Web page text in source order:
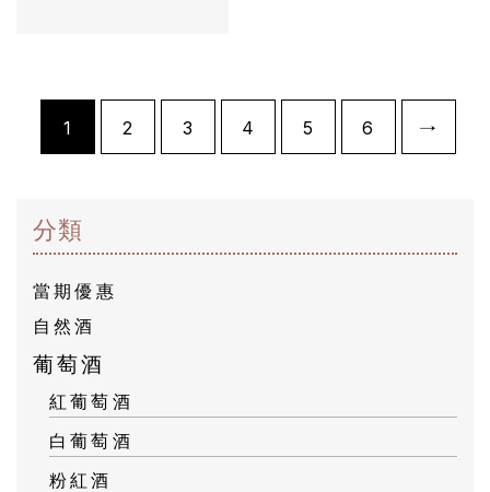
1 2 3 4 5 6 →
分類
當期優惠
自然酒
葡萄酒
紅葡萄酒
白葡萄酒
粉紅酒